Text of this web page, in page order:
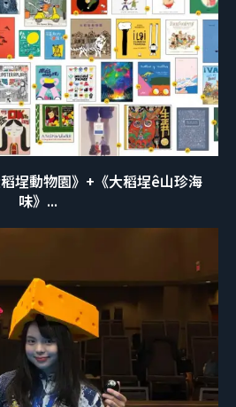
埕動物園》+《大稻埕ê山珍海
味》...